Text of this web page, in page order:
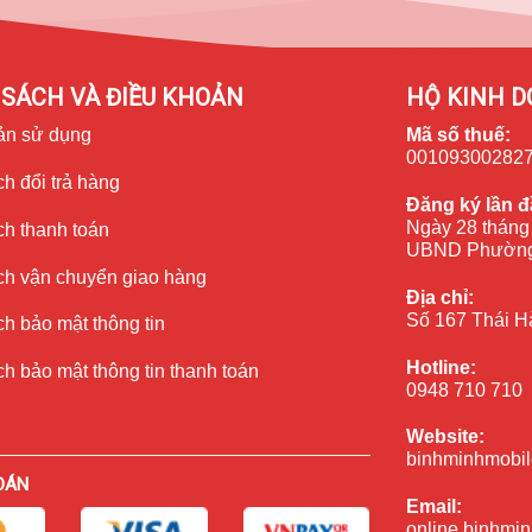
dung lượng nhanh chóng.
XR
hiện sau:
tối đa dưới 80%.
là thay pin iPhone XR mới để đảm bảo an toàn và khôi phục
VÀ ĐIỀU KHOẢN
sử dụng
đổi trả hàng
thanh toán
vận chuyển giao hàng
bảo mật thông tin
bảo mật thông tin thanh toán
HỘ KINH
Mã số thuế:
Đăng ký lần
Ngày 28
UBND
Địa chỉ:
Số 167 Thái
Hotline:
0948 710 710
Website:
Email: